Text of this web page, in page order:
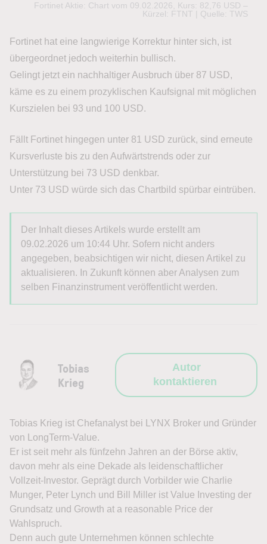
Fortinet Aktie: Chart vom 09.02.2026, Kurs: 82,76 USD –
Kürzel: FTNT | Quelle: TWS
Fortinet hat eine langwierige Korrektur hinter sich, ist
übergeordnet jedoch weiterhin bullisch.
Gelingt jetzt ein nachhaltiger Ausbruch über 87 USD,
käme es zu einem prozyklischen Kaufsignal mit möglichen
Kurszielen bei 93 und 100 USD.
Fällt Fortinet hingegen unter 81 USD zurück, sind erneute
Kursverluste bis zu den Aufwärtstrends oder zur
Unterstützung bei 73 USD denkbar.
Unter 73 USD würde sich das Chartbild spürbar eintrüben.
Der Inhalt dieses Artikels wurde erstellt am
09.02.2026 um 10:44 Uhr. Sofern nicht anders
angegeben, beabsichtigen wir nicht, diesen Artikel zu
aktualisieren. In Zukunft können aber Analysen zum
selben Finanzinstrument veröffentlicht werden.
Tobias
Krieg
Autor
kontaktieren
Tobias Krieg ist Chefanalyst bei LYNX Broker und Gründer
von LongTerm-Value.
Er ist seit mehr als fünfzehn Jahren an der Börse aktiv,
davon mehr als eine Dekade als leidenschaftlicher
Vollzeit-Investor. Geprägt durch Vorbilder wie Charlie
Munger, Peter Lynch und Bill Miller ist Value Investing der
Grundsatz und Growth at a reasonable Price der
Wahlspruch.
Denn auch gute Unternehmen können schlechte